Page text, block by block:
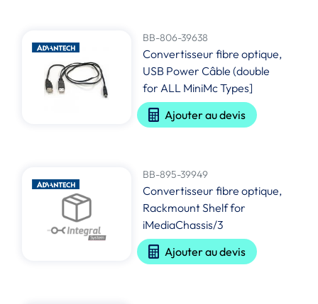
BB-806-39638
Convertisseur fibre optique,
USB Power Câble (double
for ALL MiniMc Types]
Ajouter au devis
BB-895-39949
Convertisseur fibre optique,
Rackmount Shelf for
iMediaChassis/3
Ajouter au devis